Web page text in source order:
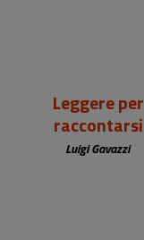
Leggere per
raccontarsi
Luigi Gavazzi